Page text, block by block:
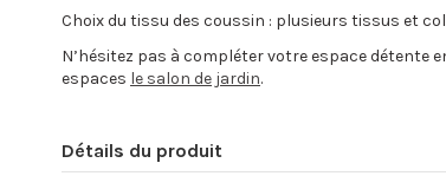
Choix du tissu des coussin : plusieurs tissus et
N’hésitez pas à compléter votre espace détente
espaces le salon de jardin.
Détails du produit